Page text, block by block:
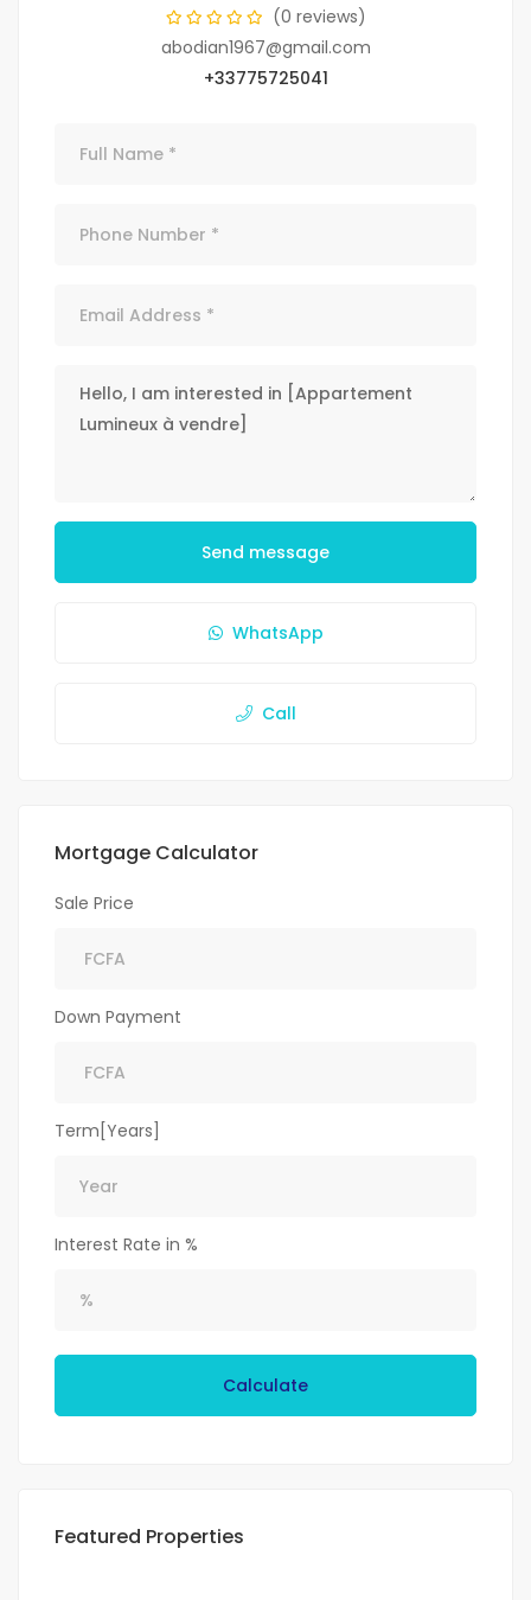
(0 reviews)
abodian1967@gmail.com
+33775725041
Send message
WhatsApp
Call
Mortgage Calculator
Sale Price
Down Payment
Term[Years]
Interest Rate in %
Calculate
Featured Properties